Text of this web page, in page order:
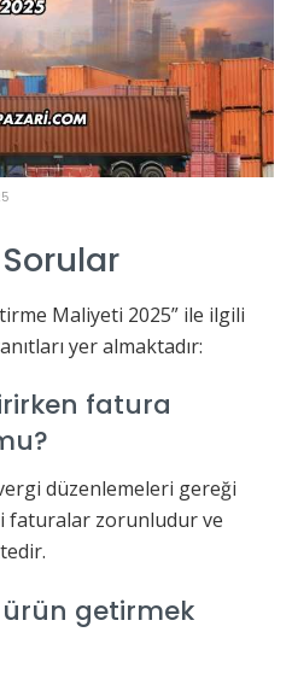
Maliyeti 2025” ile ilgili
yer almaktadır:
fatura
düzenlemeleri gereği
faturalar zorunludur ve
getirmek